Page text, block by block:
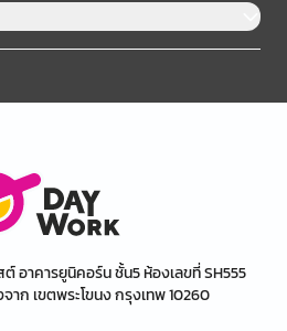
ต์ อาคารยูนิคอร์น ชั้น5 ห้องเลขที่ SH555
ก เขตพระโขนง กรุงเทพ 10260